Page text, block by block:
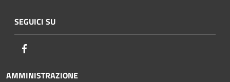
SEGUICI SU
AMMINISTRAZIONE